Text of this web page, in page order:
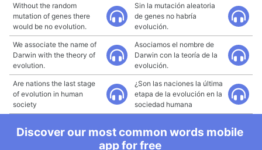
Without the random
mutation of genes there
would be no evolution.
Sin la mutación aleatoria
de genes no habría
evolución.
We associate the name of
Darwin with the theory of
evolution.
Asociamos el nombre de
Darwin con la teoría de la
evolución.
Are nations the last stage
of evolution in human
society
¿Son las naciones la última
etapa de la evolución en la
sociedad humana
Discover our most common words mobile
app for free